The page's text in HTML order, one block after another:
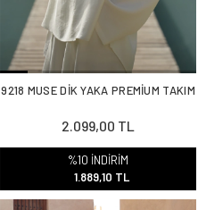
9218 MUSE DİK YAKA PREMİUM TAKIM
2.099,00 TL
%10 İNDİRİM
1.889,10 TL